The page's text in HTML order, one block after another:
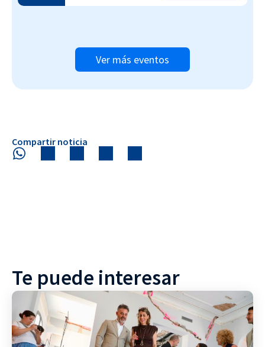
Ver más eventos
Compartir noticia
Te puede interesar